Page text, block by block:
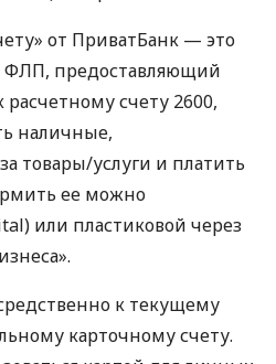
от ПриватБанк — это
ФЛП, предоставляющий
счету 2600,
наличные,
товары/услуги и платить
ее можно
или пластиковой через
к текущему
карточному счету.